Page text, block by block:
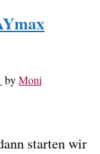
byMoni
starten wir